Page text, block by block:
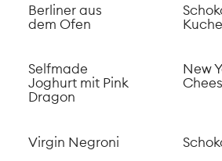
Berliner aus
dem Ofen
Selfmade
Joghurt mit Pink
Dragon
New
Virgin Negroni